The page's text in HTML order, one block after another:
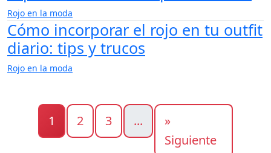
Rojo en la moda
Cómo incorporar el rojo en tu outfit
diario: tips y trucos
Rojo en la moda
1 2 3 ...
»
Siguiente